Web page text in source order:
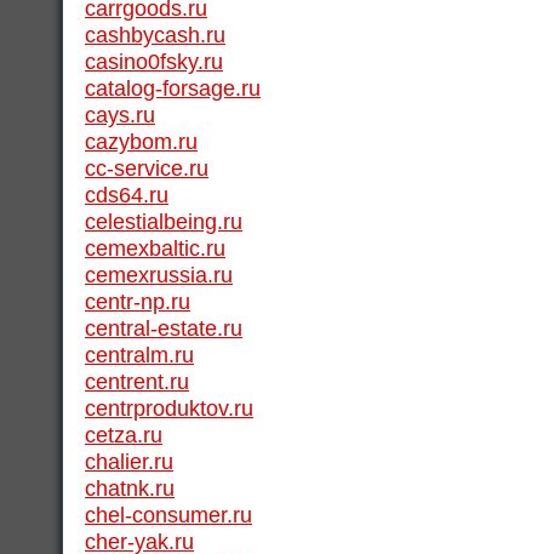
carrgoods.ru
cashbycash.ru
casino0fsky.ru
catalog-forsage.ru
cays.ru
cazybom.ru
cc-service.ru
cds64.ru
celestialbeing.ru
cemexbaltic.ru
cemexrussia.ru
centr-np.ru
central-estate.ru
centralm.ru
centrent.ru
centrproduktov.ru
cetza.ru
chalier.ru
chatnk.ru
chel-consumer.ru
cher-yak.ru